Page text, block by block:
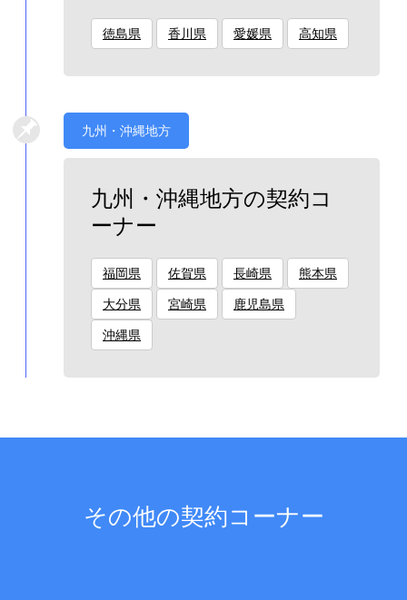
徳島県 香川県 愛媛県 高知県
九州・沖縄地方
九州・沖縄地方の契約コ
ーナー
福岡県 佐賀県 長崎県 熊本県
大分県 宮崎県 鹿児島県
沖縄県
その他の契約コーナー